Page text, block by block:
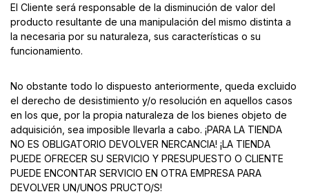
El Cliente será responsable de la disminución de valor del
producto resultante de una manipulación del mismo distinta a
la necesaria por su naturaleza, sus características o su
funcionamiento.
No obstante todo lo dispuesto anteriormente, queda excluido
el derecho de desistimiento y/o resolución en aquellos casos
en los que, por la propia naturaleza de los bienes objeto de
adquisición, sea imposible llevarla a cabo. ¡PARA LA TIENDA
NO ES OBLIGATORIO DEVOLVER NERCANCIA! ¡LA TIENDA
PUEDE OFRECER SU SERVICIO Y PRESUPUESTO O CLIENTE
PUEDE ENCONTAR SERVICIO EN OTRA EMPRESA PARA
DEVOLVER UN/UNOS PRUCTO/S!